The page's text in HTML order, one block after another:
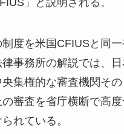
度を米国CFIUSと同一
事務所の解説では、
集権的な審査機関そ
審査を省庁横断で高
れている。